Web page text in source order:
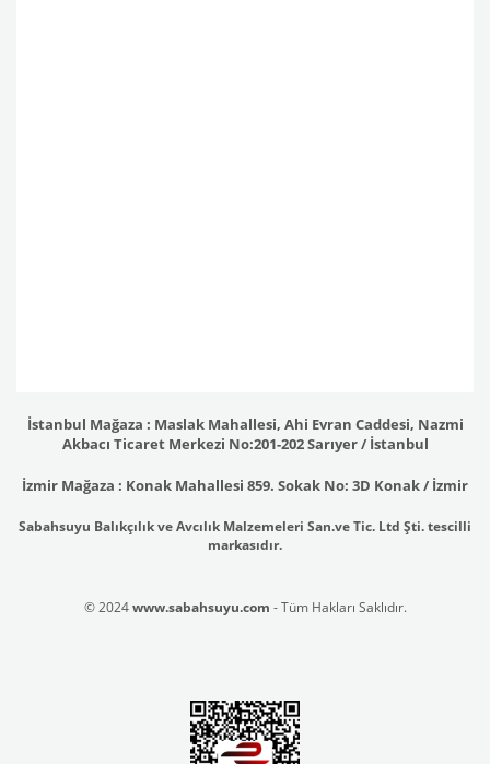
İstanbul Mağaza : Maslak Mahallesi, Ahi Evran Caddesi, Nazmi
Akbacı Ticaret Merkezi No:201-202 Sarıyer / İstanbul
İzmir Mağaza : Konak Mahallesi 859. Sokak No: 3D Konak / İzmir
Sabahsuyu Balıkçılık ve Avcılık Malzemeleri San.ve Tic. Ltd Şti. tescilli
markasıdır.
© 2024www.sabahsuyu.com - Tüm Hakları Saklıdır.